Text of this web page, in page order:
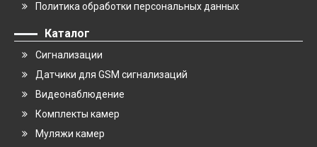
Политика обработки персональных данных
Каталог
Сигнализации
Датчики для GSM сигнализаций
Видеонаблюдение
Комплекты камер
Муляжи камер